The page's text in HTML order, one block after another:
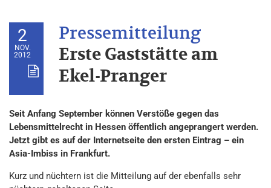
2
NOV.
2012
Erste Gaststätte am
Ekel-Pranger
Seit Anfang September können Verstöße gegen das
Lebensmittelrecht in Hessen öffentlich angeprangert werden.
Jetzt gibt es auf der Internetseite den ersten Eintrag – ein
Asia-Imbiss in Frankfurt.
Kurz und nüchtern ist die Mitteilung auf der ebenfalls sehr